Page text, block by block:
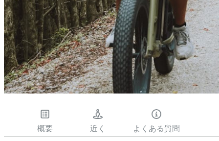
概要 近く よくある質問